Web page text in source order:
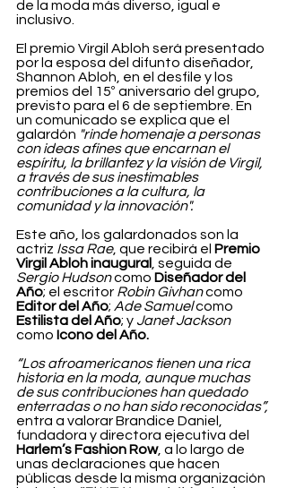
de la moda más diverso, igual e
inclusivo.
El premio Virgil Abloh será presentado
por la esposa del difunto diseñador,
Shannon Abloh, en el desfile y los
premios del 15º aniversario del grupo,
previsto para el 6 de septiembre. En
un comunicado se explica que el
galardón "rinde homenaje a personas
con ideas afines que encarnan el
espíritu, la brillantez y la visión de Virgil,
a través de sus inestimables
contribuciones a la cultura, la
comunidad y la innovación".
Este año, los galardonados son la
actriz Issa Rae, que recibirá el Premio
Virgil Abloh inaugural
, seguida de
Sergio Hudson como Diseñador del
Año; el escritor Robin Givhan como
Editor del Año; Ade Samuel como
Estilista del Año; y Janet Jackson
como Icono del Año.
“Los afroamericanos tienen una rica
historia en la moda, aunque muchas
de sus contribuciones han quedado
enterradas o no han sido reconocidas”,
entra a valorar Brandice Daniel,
fundadora y directora ejecutiva del
Harlem’s Fashion Row, a lo largo de
unas declaraciones que hacen
públicas desde la misma organización